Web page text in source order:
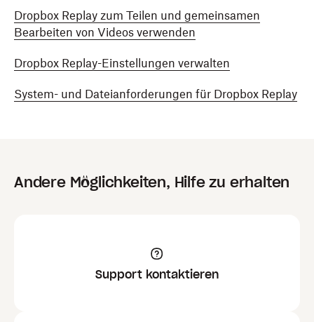
Dropbox Replay zum Teilen und gemeinsamen
Bearbeiten von Videos verwenden
Dropbox Replay-Einstellungen verwalten
System- und Dateianforderungen für Dropbox Replay
Andere Möglichkeiten, Hilfe zu erhalten
Support kontaktieren